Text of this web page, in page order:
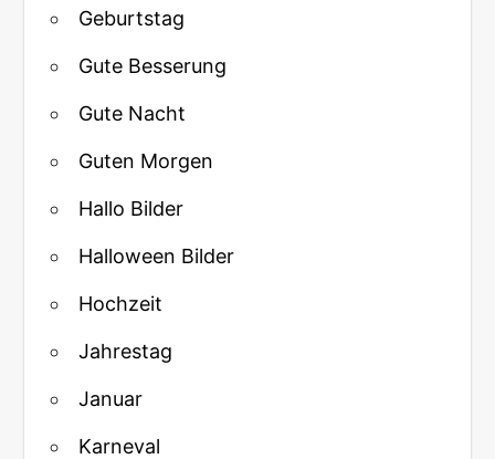
Geburtstag
Gute Besserung
Gute Nacht
Guten Morgen
Hallo Bilder
Halloween Bilder
Hochzeit
Jahrestag
Januar
Karneval